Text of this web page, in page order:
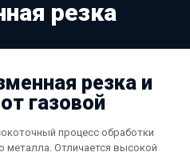
резка
резка и
газовой
процесс обработки
металла. Отличается высокой